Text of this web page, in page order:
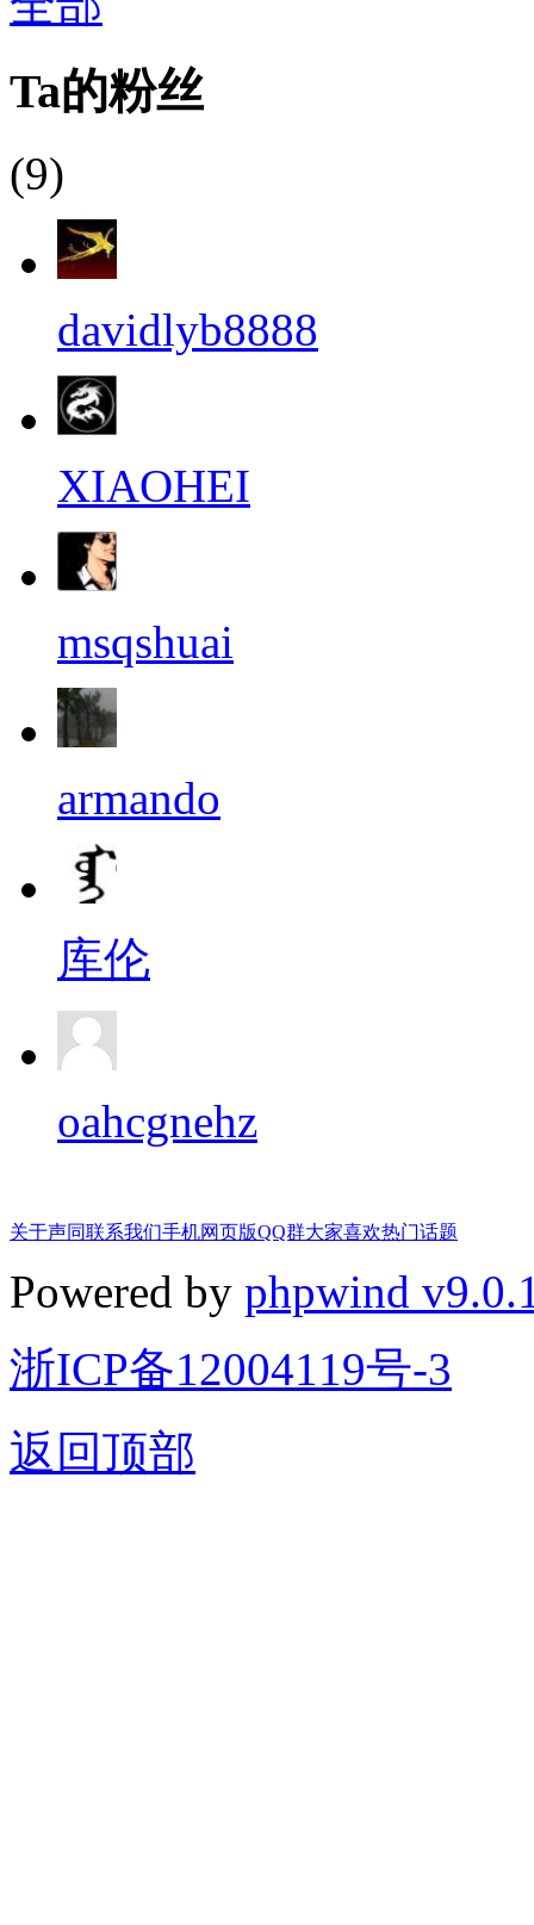
Ta的粉丝
(9)
davidlyb8888
XIAOHEI
msqshuai
armando
库伦
oahcgnehz
关于声同联系我们手机网页版QQ群大家喜欢热门话题
Powered by phpwind
浙ICP备12004119号-3
返回顶部